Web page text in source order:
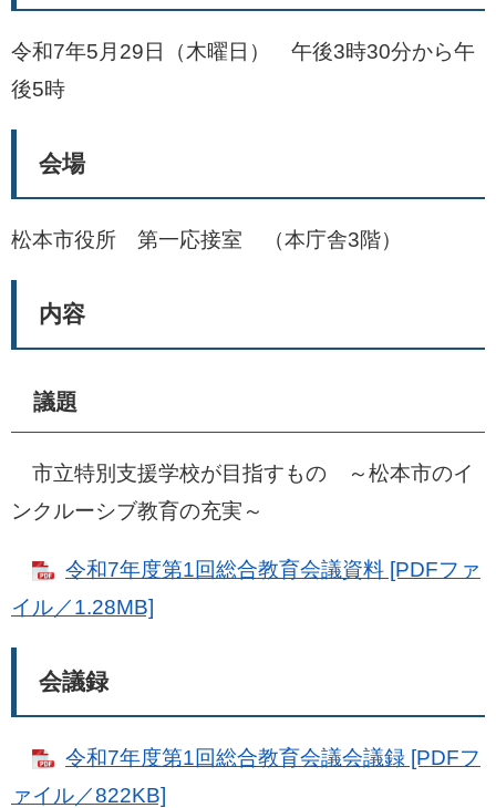
令和7年5月29日（木曜日） 午後3時30分から午
後5時
会場
松本市役所 第一応接室 （本庁舎3階）
内容
議題
市立特別支援学校が目指すもの ～松本市のイ
ンクルーシブ教育の充実～
令和7年度第1回総合教育会議資料 [PDFファ
イル／1.28MB]
会議録
令和7年度第1回総合教育会議会議録 [PDFフ
ァイル／822KB]